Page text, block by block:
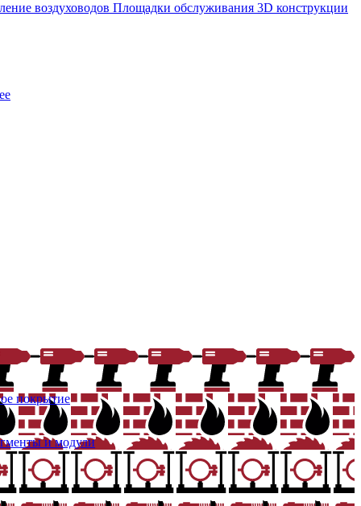
воздуховодов Площадки обслуживания 3D конструкции
покрытие
и модули